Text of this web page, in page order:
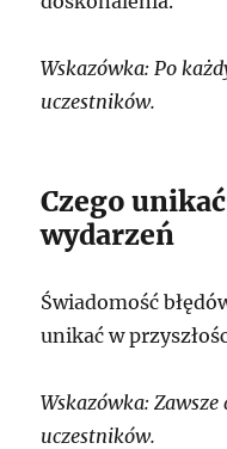
Wskazówka: Po
uczestników.
Czego
wydarzeń
Świadomość
unikać w
Wskazówka:
uczestników.